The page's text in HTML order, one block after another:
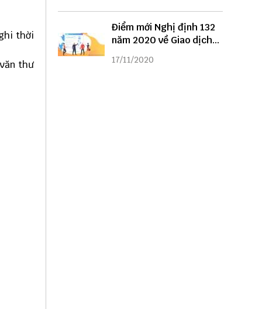
thời
thư
Điểm mới Nghị định 132
năm 2020 về Giao dịch
liên kết
17/11/2020